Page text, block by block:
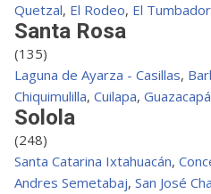
Quetzal, El Rodeo, El Tumbador
Santa Rosa
(135)
Laguna de Ayarza - Casillas,
Chiquimulilla,Cuilapa,
Solola
(248)
Santa Catarina Ixtahuacán,
Andres Semetabaj,San José